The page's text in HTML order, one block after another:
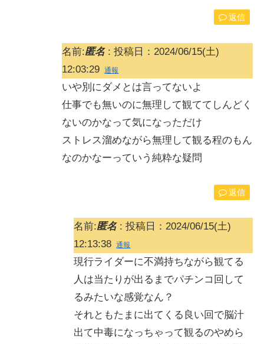
返信
名前:匿名: 投稿日：2024/06/15(土)
12:03:29 通報
いや別にダメとは言ってないよ
仕事でも無いのに無理して観ててしんどく
ないのかなって気になっただけ
ストレス溜めながら無理して観る程のもん
なのかなーっていう純粋な疑問
返信
名前:匿名: 投稿日：2024/06/15(土)
12:13:38 通報
現行ライダーに不満持ちながら観てる
人は当たりが出るまでパチンコ回して
るみたいな感覚なん？
それともたまに出てくる良い回で脳汁
出て中毒になっちゃって観るのやめら